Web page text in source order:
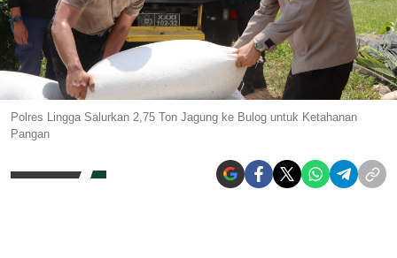
Polres Lingga Salurkan 2,75 Ton Jagung ke Bulog untuk Ketahanan
Pangan